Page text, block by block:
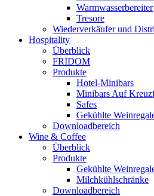
Warmwasserbereiter
Tresore
Wiederverkäufer und
Hospitality
Überblick
FRIDOM
Produkte
Hotel-Minibars
Minibars Auf
Safes
Gekühlte
Downloadbereich
Wine & Coffee
Überblick
Produkte
Gekühlte
Milchkühlschränke
Downloadbereich